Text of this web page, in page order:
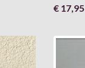
€ 17,95